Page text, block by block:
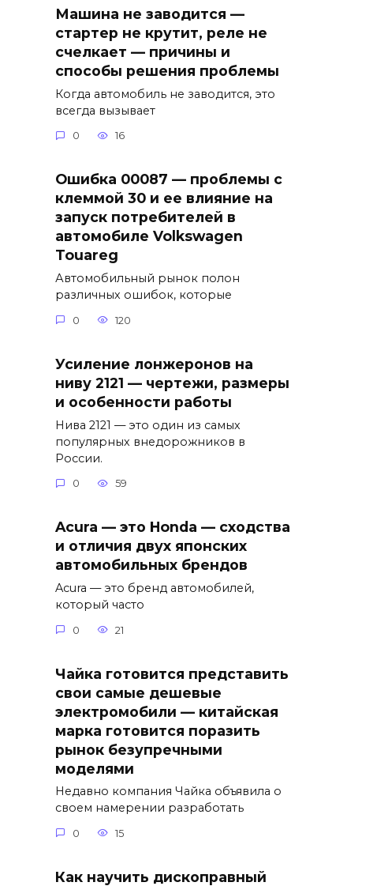
Машина не заводится —
стартер не крутит, реле не
счелкает — причины и
способы решения проблемы
Когда автомобиль не заводится, это
всегда вызывает
0 16
Ошибка 00087 — проблемы с
клеммой 30 и ее влияние на
запуск потребителей в
автомобиле Volkswagen
Touareg
Автомобильный рынок полон
различных ошибок, которые
0 120
Усиление лонжеронов на
ниву 2121 — чертежи, размеры
и особенности работы
Нива 2121 — это один из самых
популярных внедорожников в
России.
0 59
Acura — это Honda — сходства
и отличия двух японских
автомобильных брендов
Acura — это бренд автомобилей,
который часто
0 21
Чайка готовится представить
свои самые дешевые
электромобили — китайская
марка готовится поразить
рынок безупречными
моделями
Недавно компания Чайка объявила о
своем намерении разработать
0 15
Как научить дископравный